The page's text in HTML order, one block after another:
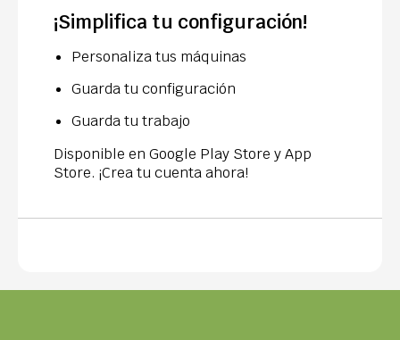
¡Simplifica tu configuración!
Personaliza tus máquinas
Guarda tu configuración
Guarda tu trabajo
Disponible en Google Play Store y App
Store. ¡Crea tu cuenta ahora!